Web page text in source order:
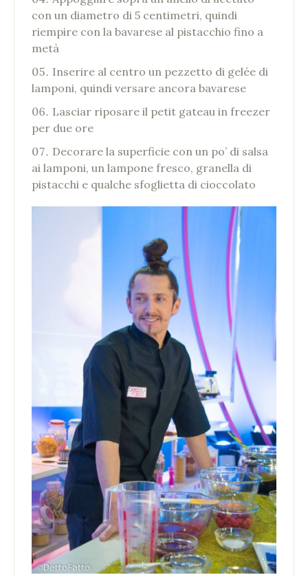
con un diametro di 5 centimetri, quindi
riempire con la bavarese al pistacchio fino a
metà
Inserire al centro un pezzetto di gelée di
lamponi, quindi versare ancora bavarese
Lasciar riposare il petit gateau in freezer
per due ore
Decorare la superficie con un po’ di salsa
ai lamponi, un lampone fresco, granella di
pistacchi e qualche sfoglietta di cioccolato